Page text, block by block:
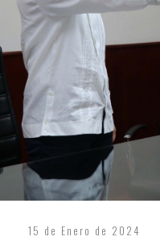
15 de Enero de 2024